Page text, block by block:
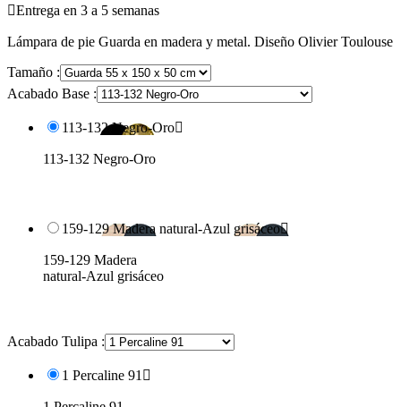
Entrega en 3 a 5 semanas
Lámpara de pie Guarda en madera y metal. Diseño Olivier Toulouse
Tamaño :
Acabado Base :
113-132 Negro-Oro
113-132 Negro-Oro
159-129 Madera natural-Azul grisáceo
159-129 Madera
natural-Azul grisáceo
Acabado Tulipa :
1 Percaline 91 